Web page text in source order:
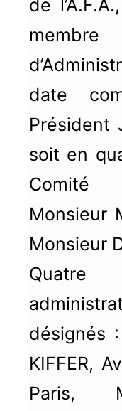
de
date
Président
soit en
Comité
Monsieur
Monsieur
désignés
KIFFER,
Paris,